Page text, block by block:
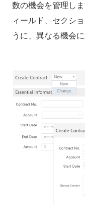
数の機会を管理し
ィールド、セクシ
うに、異なる機会